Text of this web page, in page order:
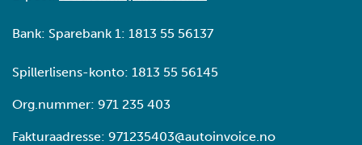
Bank: Sparebank 1: 1813 55 56137
Spillerlisens-konto: 1813 55 56145
Org.nummer: 971 235 403
Fakturaadresse: 971235403@autoinvoice.no